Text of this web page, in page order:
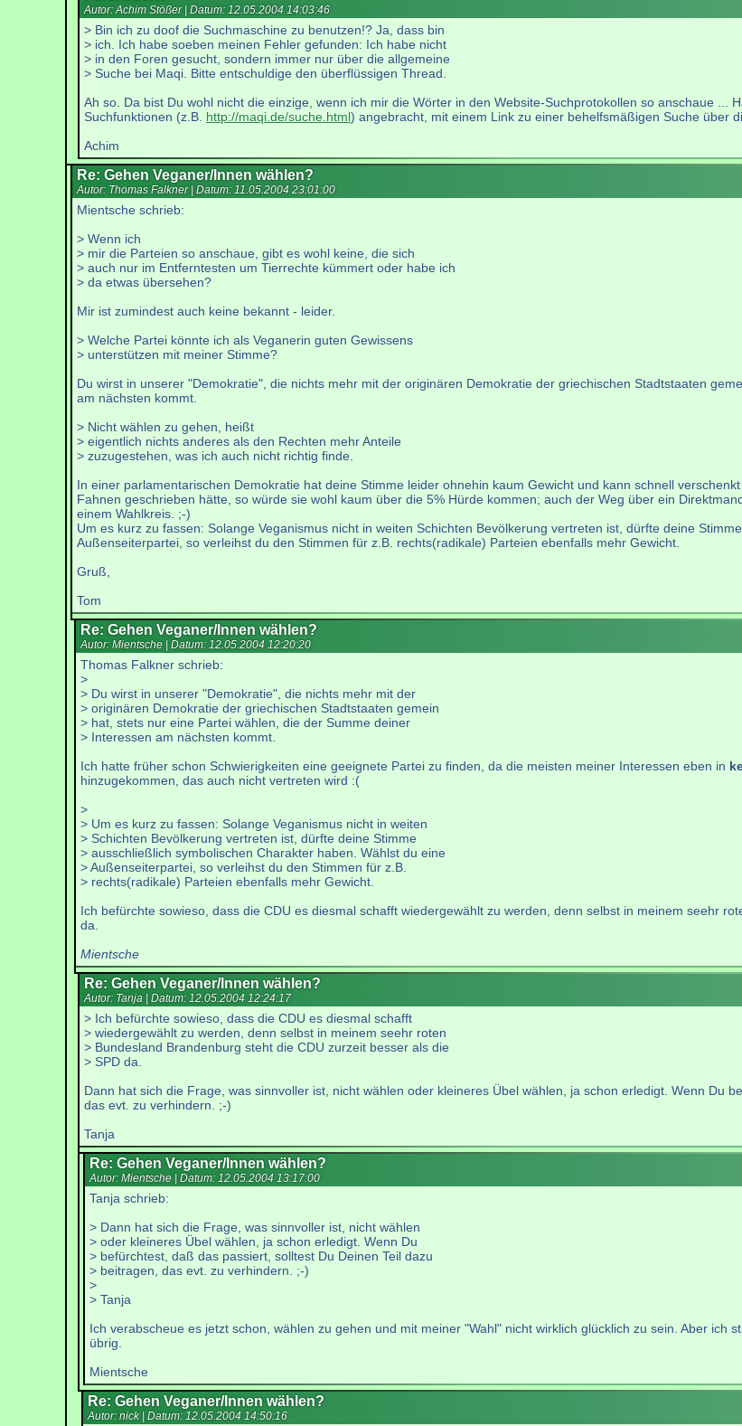
Autor: Achim Stößer | Datum: 12.05.2004 14:03:46
> Bin ich zu doof die Suchmaschine zu benutzen!? Ja, dass bin
> ich. Ich habe soeben meinen Fehler gefunden: Ich habe nicht
> in den Foren gesucht, sondern immer nur über die allgemeine
> Suche bei Maqi. Bitte entschuldige den überflüssigen Thread.
Ah so. Da bist Du wohl nicht die einzige, wenn ich mir die Wörter in den Website-Suchprotokollen so anschaue ...
Suchfunktionen (z.B. http://maqi.de/suche.html) angebracht, mit einem Link zu einer behelfsmäßigen Suche über
Achim
Re: Gehen Veganer/Innen wählen?
Autor: Thomas Falkner | Datum: 11.05.2004 23:01:00
Mientsche schrieb:
> Wenn ich
> mir die Parteien so anschaue, gibt es wohl keine, die sich
> auch nur im Entferntesten um Tierrechte kümmert oder habe ich
> da etwas übersehen?
Mir ist zumindest auch keine bekannt - leider.
> Welche Partei könnte ich als Veganerin guten Gewissens
> unterstützen mit meiner Stimme?
Du wirst in unserer "Demokratie", die nichts mehr mit der originären Demokratie der griechischen Stadtstaaten
am nächsten kommt.
> Nicht wählen zu gehen, heißt
> eigentlich nichts anderes als den Rechten mehr Anteile
> zuzugestehen, was ich auch nicht richtig finde.
In einer parlamentarischen Demokratie hat deine Stimme leider ohnehin kaum Gewicht und kann schnell
Fahnen geschrieben hätte, so würde sie wohl kaum über die 5% Hürde kommen; auch der Weg über ein
einem Wahlkreis. ;-)
Um es kurz zu fassen: Solange Veganismus nicht in weiten Schichten Bevölkerung vertreten ist, dürfte deine
Außenseiterpartei, so verleihst du den Stimmen für z.B. rechts(radikale) Parteien ebenfalls mehr Gewicht.
Gruß,
Tom
Re: Gehen Veganer/Innen wählen?
Autor: Mientsche | Datum: 12.05.2004 12:20:20
Thomas Falkner schrieb:
>
> Du wirst in unserer "Demokratie", die nichts mehr mit der
> originären Demokratie der griechischen Stadtstaaten gemein
> hat, stets nur eine Partei wählen, die der Summe deiner
> Interessen am nächsten kommt.
Ich hatte früher schon Schwierigkeiten eine geeignete Partei zu finden, da die meisten meiner Interessen eben in
hinzugekommen, das auch nicht vertreten wird :(
>
> Um es kurz zu fassen: Solange Veganismus nicht in weiten
> Schichten Bevölkerung vertreten ist, dürfte deine Stimme
> ausschließlich symbolischen Charakter haben. Wählst du eine
> Außenseiterpartei, so verleihst du den Stimmen für z.B.
> rechts(radikale) Parteien ebenfalls mehr Gewicht.
Ich befürchte sowieso, dass die CDU es diesmal schafft wiedergewählt zu werden, denn selbst in meinem seehr
da.
Mientsche
Re: Gehen Veganer/Innen wählen?
Autor: Tanja | Datum: 12.05.2004 12:24:17
> Ich befürchte sowieso, dass die CDU es diesmal schafft
> wiedergewählt zu werden, denn selbst in meinem seehr roten
> Bundesland Brandenburg steht die CDU zurzeit besser als die
> SPD da.
Dann hat sich die Frage, was sinnvoller ist, nicht wählen oder kleineres Übel wählen, ja schon erledigt. Wenn Du
das evt. zu verhindern. ;-)
Tanja
Re: Gehen Veganer/Innen wählen?
Autor: Mientsche | Datum: 12.05.2004 13:17:00
Tanja schrieb:
> Dann hat sich die Frage, was sinnvoller ist, nicht wählen
> oder kleineres Übel wählen, ja schon erledigt. Wenn Du
> befürchtest, daß das passiert, solltest Du Deinen Teil dazu
> beitragen, das evt. zu verhindern. ;-)
>
> Tanja
Ich verabscheue es jetzt schon, wählen zu gehen und mit meiner "Wahl" nicht wirklich glücklich zu sein. Aber ich
übrig.
Mientsche
Re: Gehen Veganer/Innen wählen?
Autor: nick | Datum: 12.05.2004 14:50:16